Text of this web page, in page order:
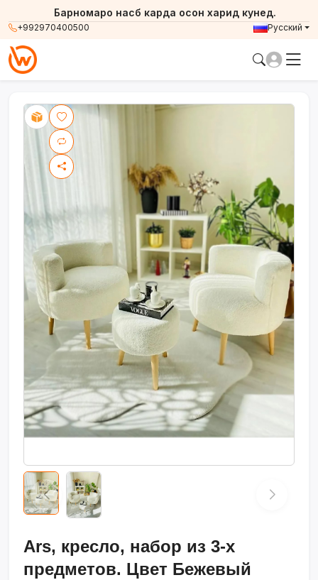
+992970400500
Барномаро насб карда осон харид кунед.
Русский
Ars, кресло, набор из 3-х
предметов. Цвет Бежевый